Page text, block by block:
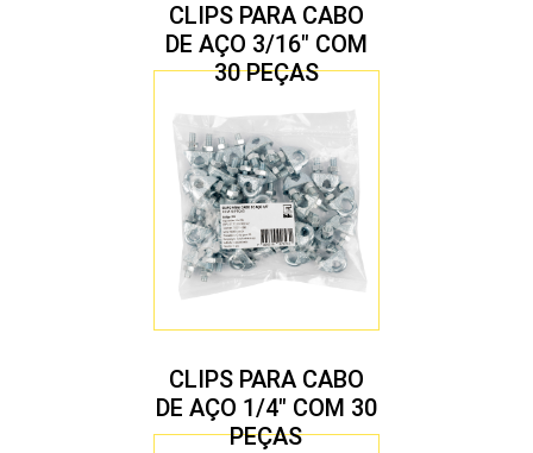
CLIPS PARA CABO
DE AÇO 3/16″ COM
30 PEÇAS
CLIPS PARA CABO
DE AÇO 1/4″ COM 30
PEÇAS